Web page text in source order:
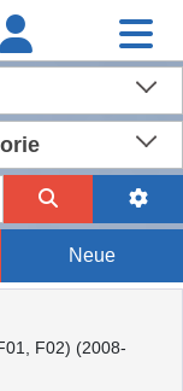
Neue
F02) (2008-